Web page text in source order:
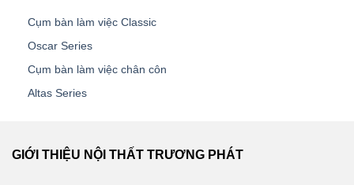
Cụm bàn làm việc Classic
Oscar Series
Cụm bàn làm việc chân côn
Altas Series
GIỚI THIỆU NỘI THẤT TRƯƠNG PHÁT